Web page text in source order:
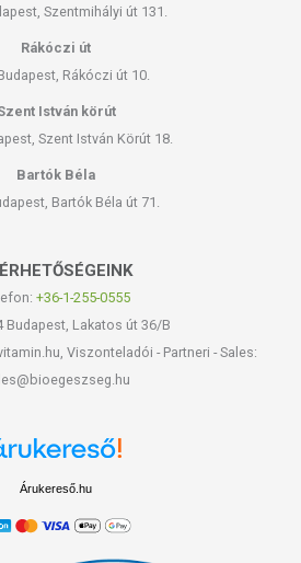
Szentmihályi út 131.
Rákóczi út
Rákóczi út 10.
István körút
Szent István Körút 18.
Bartók Béla
Bartók Béla út 71.
+36-1-255-0555
Budapest, Lakatos út 36/B
Viszonteladói - Partneri - Sales:
Árukereső.hu